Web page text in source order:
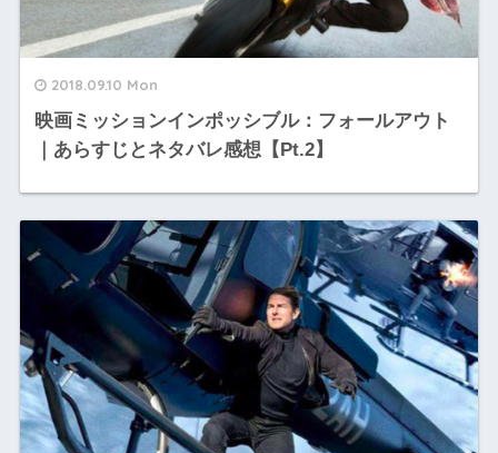
2018.09.10 Mon
映画ミッションインポッシブル：フォールアウト
｜あらすじとネタバレ感想【Pt.2】